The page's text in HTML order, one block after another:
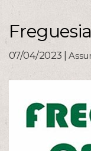
07/04/2023 |